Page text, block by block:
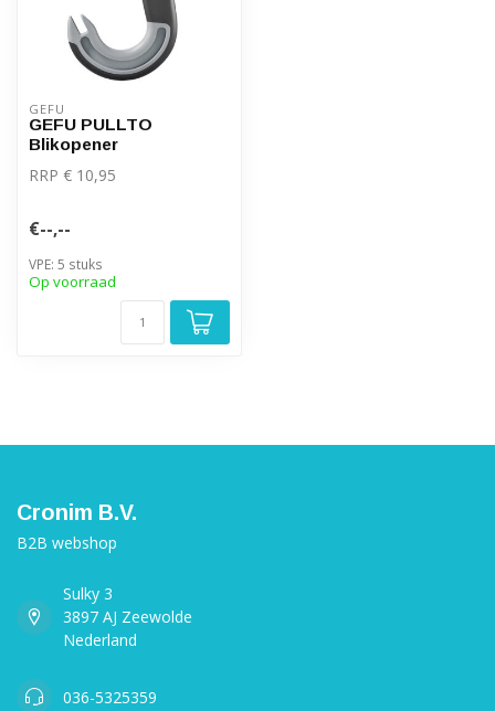
GEFU
GEFU PULLTO
Blikopener
RRP € 10,95
€--,--
VPE: 5 stuks
Op voorraad
Cronim B.V.
B2B webshop
Sulky 3
3897 AJ Zeewolde
Nederland
036-5325359